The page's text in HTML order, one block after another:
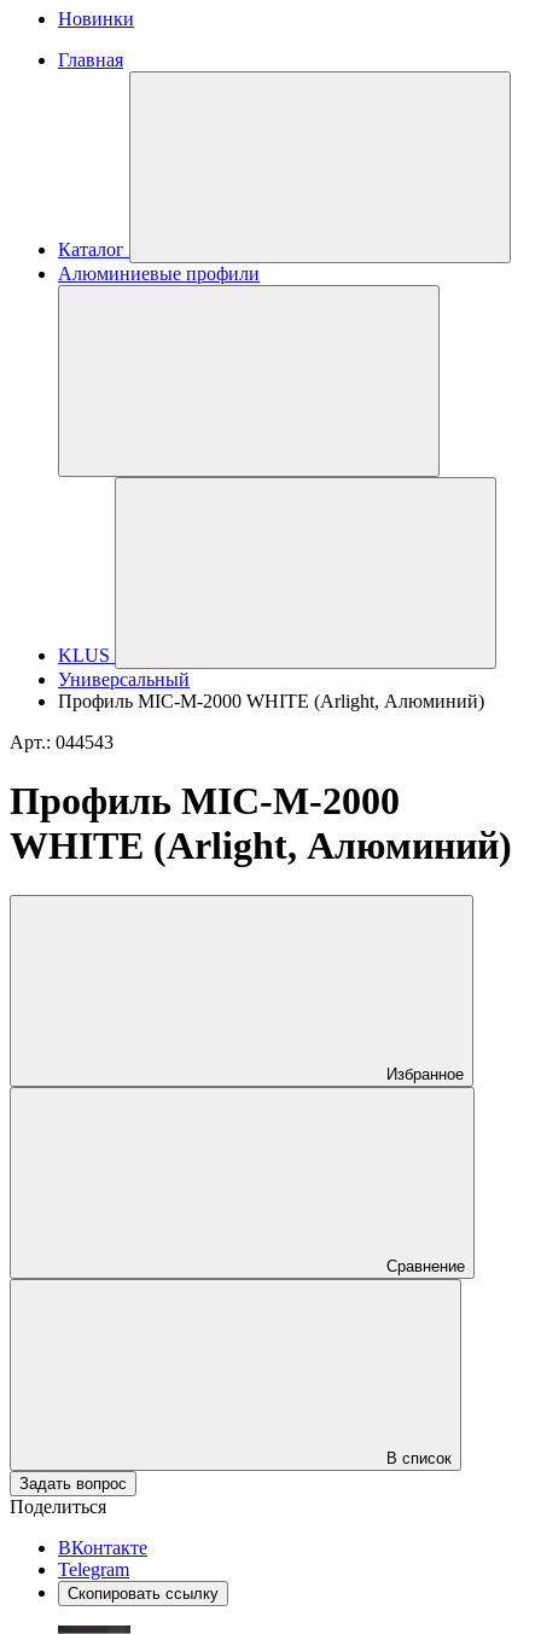
Новинки
Главная
Каталог
Алюминиевые профили
KLUS
Универсальный
Профиль MIC-M-2000 WHITE (Arlight, Алюминий)
Арт.: 044543
Профиль MIC-M-2000
WHITE (Arlight, Алюминий)
Избранное
Сравнение
В список
Задать вопрос
Поделиться
ВКонтакте
Telegram
Скопировать ссылку